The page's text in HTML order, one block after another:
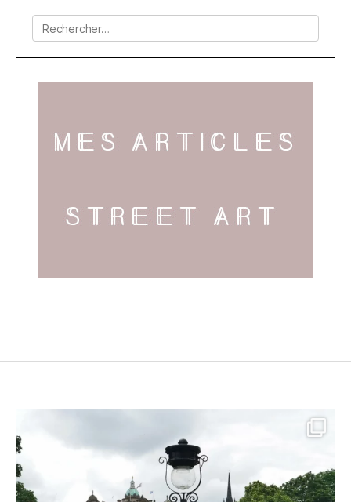
Rechercher :